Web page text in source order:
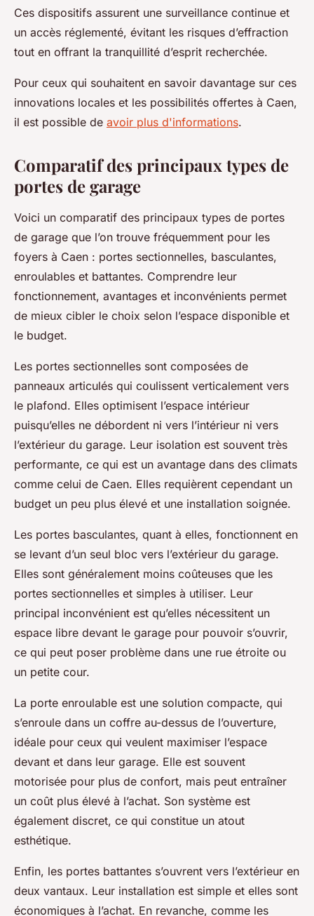
Ces dispositifs assurent une surveillance continue et
un accès réglementé, évitant les risques d’effraction
tout en offrant la tranquillité d’esprit recherchée.
Pour ceux qui souhaitent en savoir davantage sur ces
innovations locales et les possibilités offertes à Caen,
il est possible de avoir plus d'informations.
Comparatif des principaux types de
portes de garage
Voici un comparatif des principaux types de portes
de garage que l’on trouve fréquemment pour les
foyers à Caen : portes sectionnelles, basculantes,
enroulables et battantes. Comprendre leur
fonctionnement, avantages et inconvénients permet
de mieux cibler le choix selon l’espace disponible et
le budget.
Les portes sectionnelles sont composées de
panneaux articulés qui coulissent verticalement vers
le plafond. Elles optimisent l’espace intérieur
puisqu’elles ne débordent ni vers l’intérieur ni vers
l’extérieur du garage. Leur isolation est souvent très
performante, ce qui est un avantage dans des climats
comme celui de Caen. Elles requièrent cependant un
budget un peu plus élevé et une installation soignée.
Les portes basculantes, quant à elles, fonctionnent en
se levant d’un seul bloc vers l’extérieur du garage.
Elles sont généralement moins coûteuses que les
portes sectionnelles et simples à utiliser. Leur
principal inconvénient est qu’elles nécessitent un
espace libre devant le garage pour pouvoir s’ouvrir,
ce qui peut poser problème dans une rue étroite ou
un petite cour.
La porte enroulable est une solution compacte, qui
s’enroule dans un coffre au-dessus de l’ouverture,
idéale pour ceux qui veulent maximiser l’espace
devant et dans leur garage. Elle est souvent
motorisée pour plus de confort, mais peut entraîner
un coût plus élevé à l’achat. Son système est
également discret, ce qui constitue un atout
esthétique.
Enfin, les portes battantes s’ouvrent vers l’extérieur en
deux vantaux. Leur installation est simple et elles sont
économiques à l’achat. En revanche, comme les